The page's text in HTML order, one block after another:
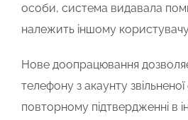
особи, система видавала
належить іншому
Нове доопрацювання
телефону з акаунту
повторному підтвердженні в